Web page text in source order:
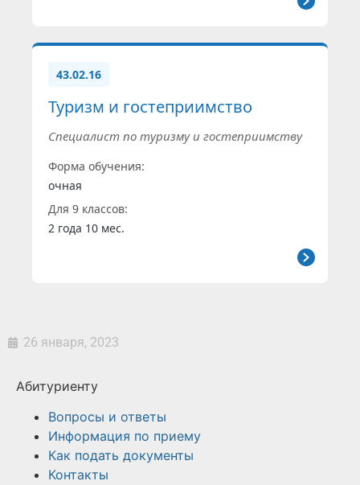
43.02.16
Туризм и гостеприимство
Специалист по туризму и гостеприимству
Форма обучения:
очная
Для 9 классов:
2 года 10 мес.
26 января, 2023
Абитуриенту
Вопросы и ответы
Информация по приему
Как подать документы
Контакты